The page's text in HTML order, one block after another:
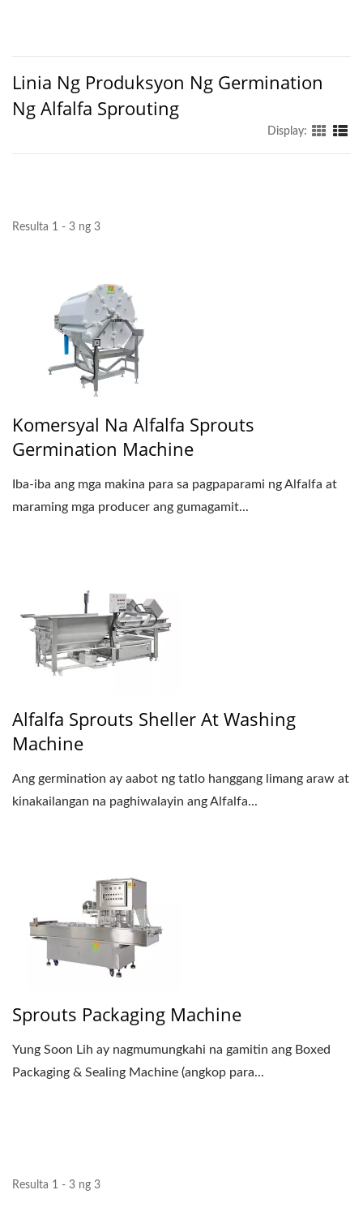
Linia Ng Produksyon Ng Germination
Ng Alfalfa Sprouting
Display:
Resulta 1 - 3 ng 3
Komersyal Na Alfalfa Sprouts
Germination Machine
Iba-iba ang mga makina para sa pagpaparami ng Alfalfa at
maraming mga producer ang gumagamit...
Alfalfa Sprouts Sheller At Washing
Machine
Ang germination ay aabot ng tatlo hanggang limang araw at
kinakailangan na paghiwalayin ang Alfalfa...
Sprouts Packaging Machine
Yung Soon Lih ay nagmumungkahi na gamitin ang Boxed
Packaging & Sealing Machine (angkop para...
Resulta 1 - 3 ng 3